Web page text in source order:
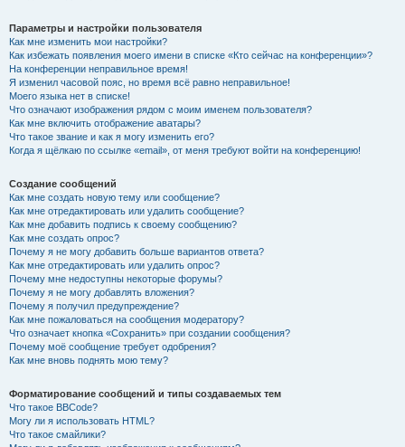
Параметры и настройки пользователя
Как мне изменить мои настройки?
Как избежать появления моего имени в списке «Кто сейчас на конференции»?
На конференции неправильное время!
Я изменил часовой пояс, но время всё равно неправильное!
Моего языка нет в списке!
Что означают изображения рядом с моим именем пользователя?
Как мне включить отображение аватары?
Что такое звание и как я могу изменить его?
Когда я щёлкаю по ссылке «email», от меня требуют войти на конференцию!
Создание сообщений
Как мне создать новую тему или сообщение?
Как мне отредактировать или удалить сообщение?
Как мне добавить подпись к своему сообщению?
Как мне создать опрос?
Почему я не могу добавить больше вариантов ответа?
Как мне отредактировать или удалить опрос?
Почему мне недоступны некоторые форумы?
Почему я не могу добавлять вложения?
Почему я получил предупреждение?
Как мне пожаловаться на сообщения модератору?
Что означает кнопка «Сохранить» при создании сообщения?
Почему моё сообщение требует одобрения?
Как мне вновь поднять мою тему?
Форматирование сообщений и типы создаваемых тем
Что такое BBCode?
Могу ли я использовать HTML?
Что такое смайлики?